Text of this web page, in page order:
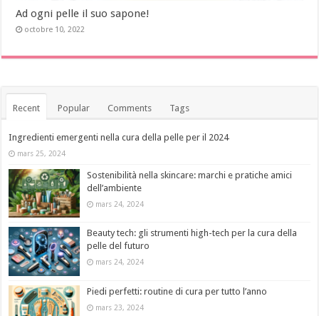
Ad ogni pelle il suo sapone!
octobre 10, 2022
Recent Popular Comments Tags
Ingredienti emergenti nella cura della pelle per il 2024
mars 25, 2024
Sostenibilità nella skincare: marchi e pratiche amici
dell’ambiente
mars 24, 2024
Beauty tech: gli strumenti high-tech per la cura della
pelle del futuro
mars 24, 2024
Piedi perfetti: routine di cura per tutto l’anno
mars 23, 2024